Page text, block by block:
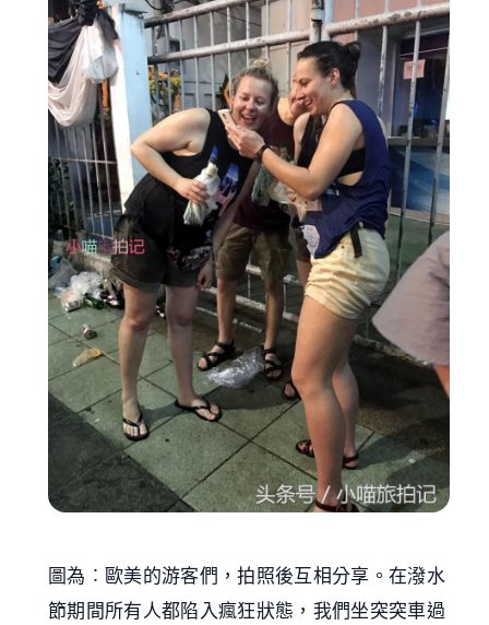
圖為︰歐美的游客們，拍照後互相分享。在潑水
節期間所有人都陷入瘋狂狀態，我們坐突突車過